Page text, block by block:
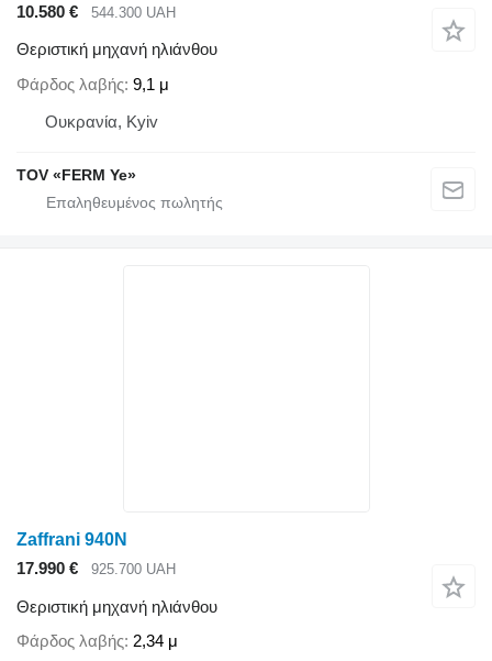
10.580 €
544.300 UAH
Θεριστική μηχανή ηλιάνθου
Φάρδος λαβής 9,1 μ
Ουκρανία, Kyiv
TOV «FERM Ye»
Zaffrani 940N
17.990 €
925.700 UAH
Θεριστική μηχανή ηλιάνθου
Φάρδος λαβής 2,34 μ